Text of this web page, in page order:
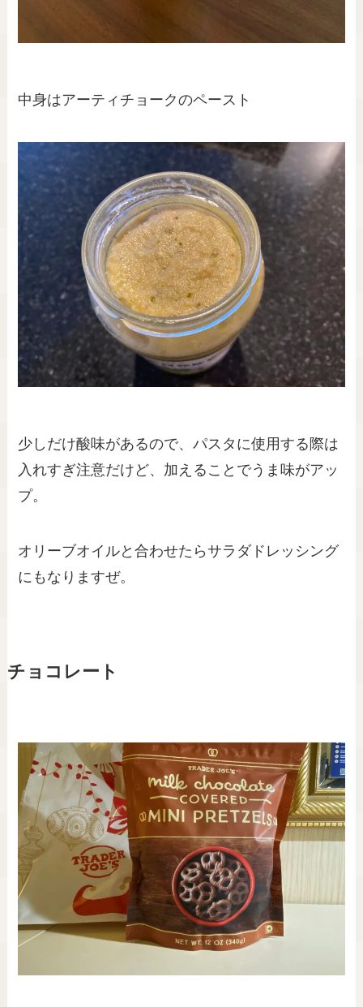
中身はアーティチョークのペースト
少しだけ酸味があるので、パスタに使用する際は
入れすぎ注意だけど、加えることでうま味がアッ
プ。
オリーブオイルと合わせたらサラダドレッシング
にもなりますぜ。
チョコレート